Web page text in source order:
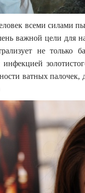
всеми силами
важной цели для
не
инфекцией
ватных